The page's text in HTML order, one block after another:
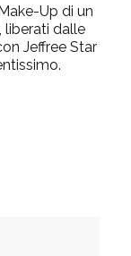
Up di un
liberati dalle
Jeffree Star